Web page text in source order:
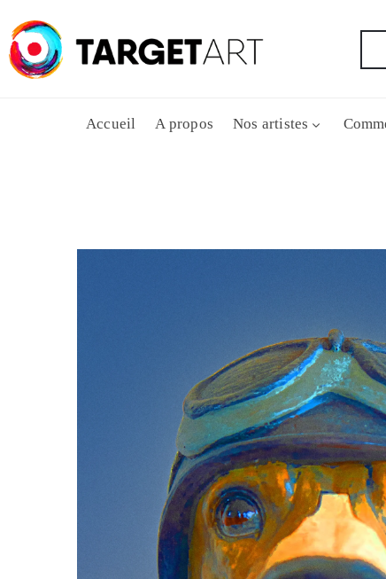
Accueil A propos Nos artistes